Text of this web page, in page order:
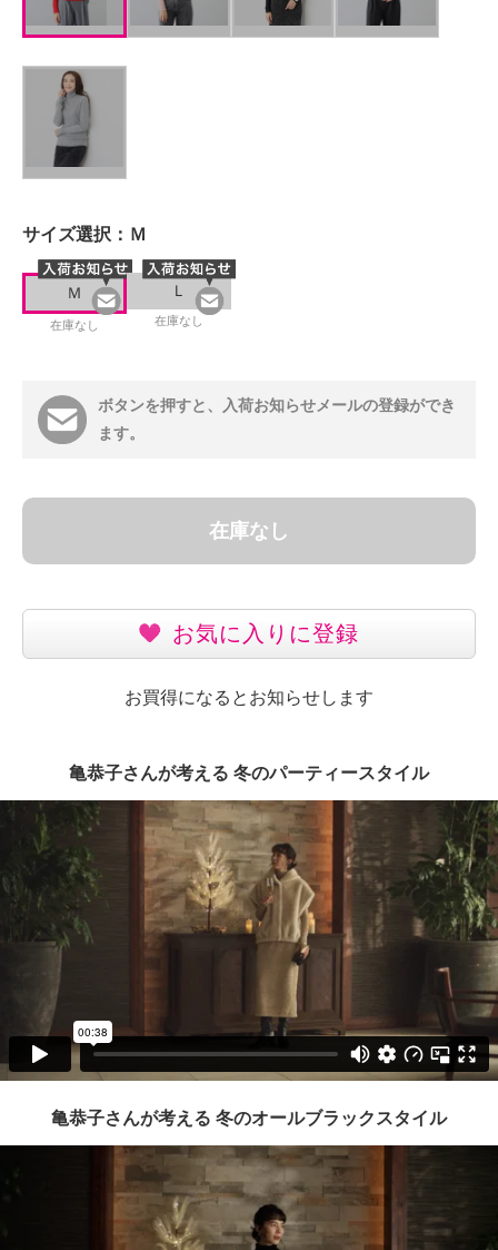
サイズ選択： Ｍ
Ｍ
在庫なし
Ｌ
在庫なし
ボタンを押すと、入荷お知らせメールの登録ができ
ます。
在庫なし
お気に入りに登録
お買得になるとお知らせします
亀恭子さんが考える 冬のパーティースタイル
亀恭子さんが考える 冬のオールブラックスタイル